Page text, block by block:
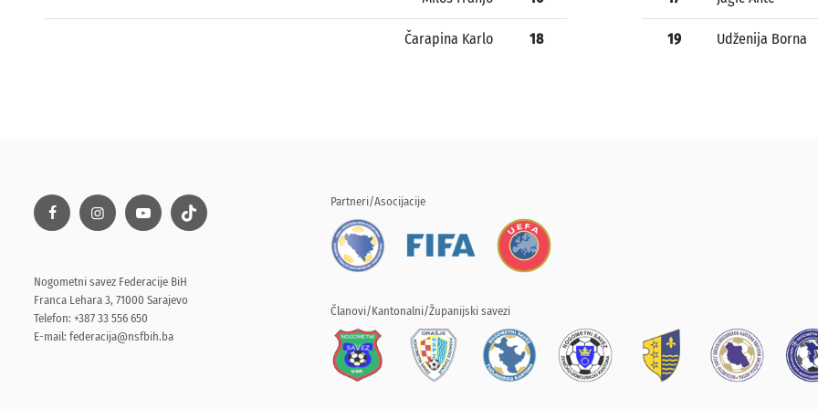
Čarapina Karlo 18 19 Udženija Borna
Nogometni savez Federacije BiH
Franca Lehara 3, 71000 Sarajevo
Telefon: +387 33 556 650
E-mail: federacija@nsfbih.ba
Partneri/Asocijacije
Članovi/Kantonalni/Županijski savezi